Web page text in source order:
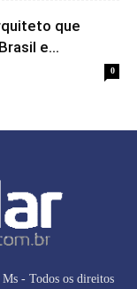
que
e...
0
- Todos os direitos